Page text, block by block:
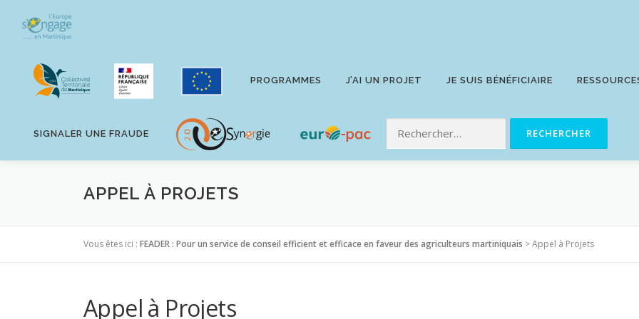
contenu
PROGRAMMES J’AI UN PROJET JE SUIS BÉNÉFICIAIRE
SIGNALER UNE FRAUDE
APPEL À PROJETS
Vous êtes ici : FEADER : Pour un service de conseil efficient et efficace en faveur des agriculteurs martiniquais >Appel à Projets
Appel à Projets